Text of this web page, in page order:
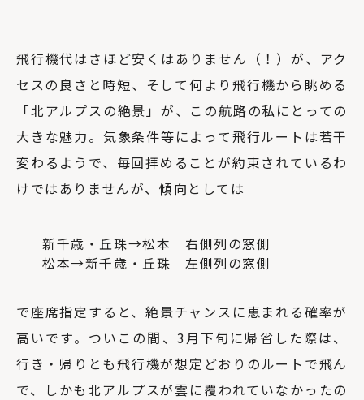
飛行機代はさほど安くはありません（！）が、アク
セスの良さと時短、そして何より飛行機から眺める
「北アルプスの絶景」が、この航路の私にとっての
大きな魅力。気象条件等によって飛行ルートは若干
変わるようで、毎回拝めることが約束されているわ
けではありませんが、傾向としては
新千歳・丘珠→松本 右側列の窓側
松本→新千歳・丘珠 左側列の窓側
で座席指定すると、絶景チャンスに恵まれる確率が
高いです。ついこの間、3月下旬に帰省した際は、
行き・帰りとも飛行機が想定どおりのルートで飛ん
で、しかも北アルプスが雲に覆われていなかったの